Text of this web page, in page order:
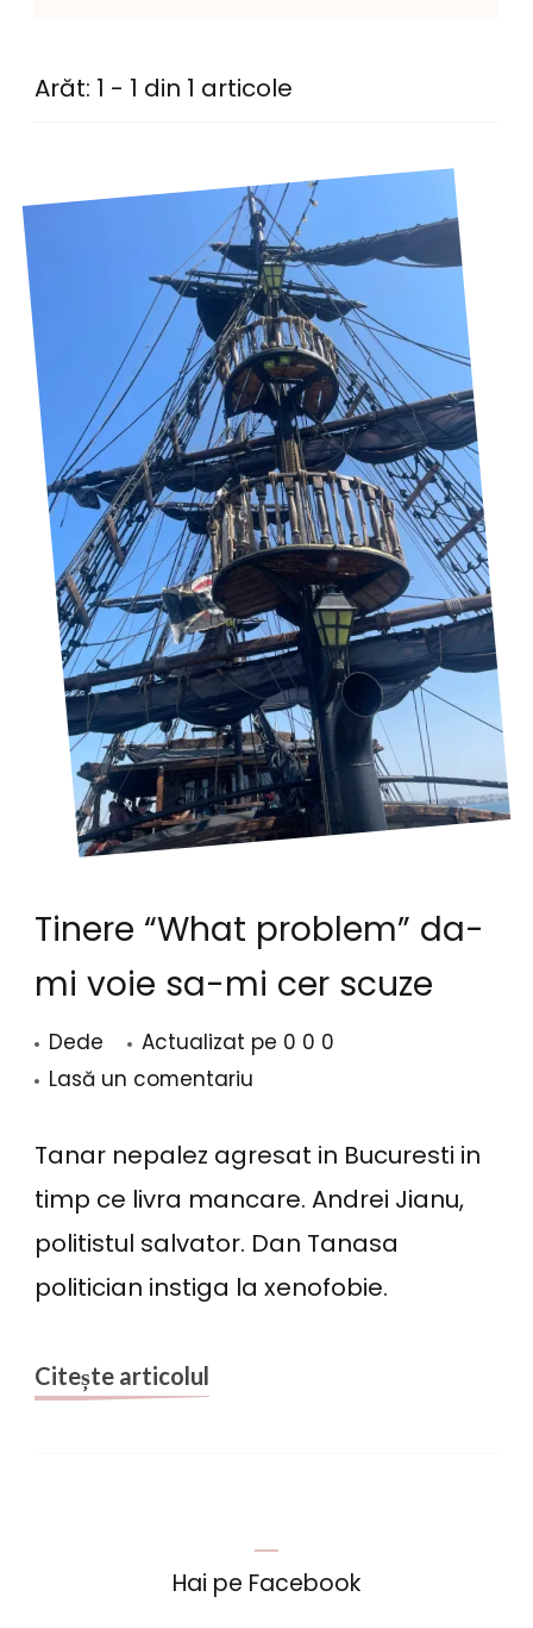
Arăt: 1 - 1 din 1 articole
Tinere “What problem” da-
mi voie sa-mi cer scuze
Dede Actualizat pe 0 0 0
Lasă un comentariu
“What
problem”
voie
Tanar nepalez agresat in Bucuresti in
timp ce livra mancare. Andrei Jianu,
politistul salvator. Dan Tanasa
politician instiga la xenofobie.
Citește articolul
Hai pe Facebook